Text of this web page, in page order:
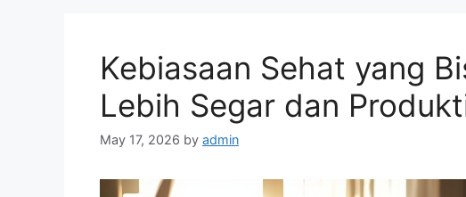
Kebiasaan Sehat yang
Lebih Segar dan
May 17, 2026 by admin